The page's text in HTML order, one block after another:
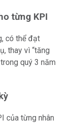
từng KPI
có thể đạt
thay vì “tăng
quý 3 năm
của từng nhân